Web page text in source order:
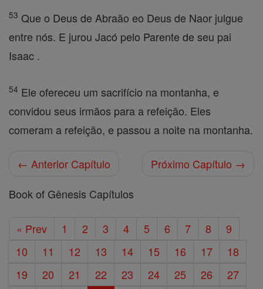
53 Que o Deus de Abraão eo Deus de Naor julgue
entre nós. E jurou Jacó pelo Parente de seu pai
Isaac .
54 Ele ofereceu um sacrifício na montanha, e
convidou seus irmãos para a refeição. Eles
comeram a refeição, e passou a noite na montanha.
← Anterior Capítulo
Próximo Capítulo →
Book of Gênesis Capítulos
« Prev 1 2 3 4 5 6 7 8
9
10
11 12 13 14 15 16 17
18
19
20 21 22 23 24 25 26
27